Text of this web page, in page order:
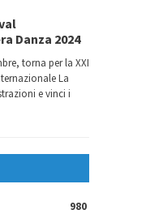
Danza 2024
torna per la XXI
La
e vinci i
980